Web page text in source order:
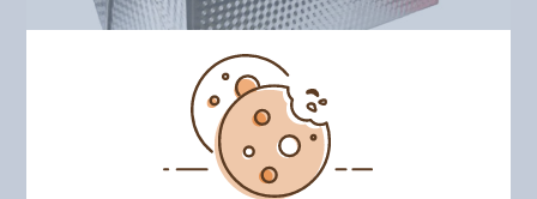
TAGI: (BK212, blacha, tort, ciasto, blachy, keksówka,
formy do pieczenia, forma do ciasta)